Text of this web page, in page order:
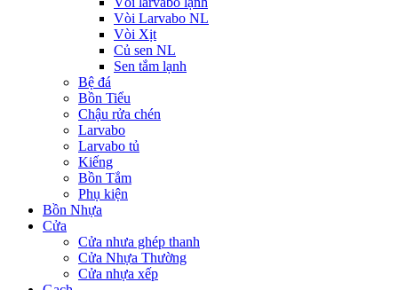
Vòi Larvabo NL
Vòi Xịt
Củ sen NL
Sen tắm lạnh
Bệ đá
Bồn Tiểu
Chậu rửa chén
Larvabo
Larvabo tủ
Kiếng
Bồn Tắm
Phụ kiện
Bồn Nhựa
Cửa
Cửa nhưa ghép thanh
Cửa Nhựa Thường
Cửa nhựa xếp